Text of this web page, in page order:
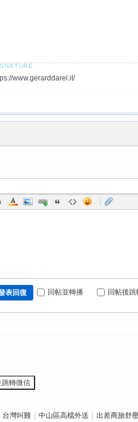
www.gerarddarel.it/
表回復 回帖並轉播 回帖後
跳轉微信
台灣叫雞 中山區高檔外送
出差商旅舒